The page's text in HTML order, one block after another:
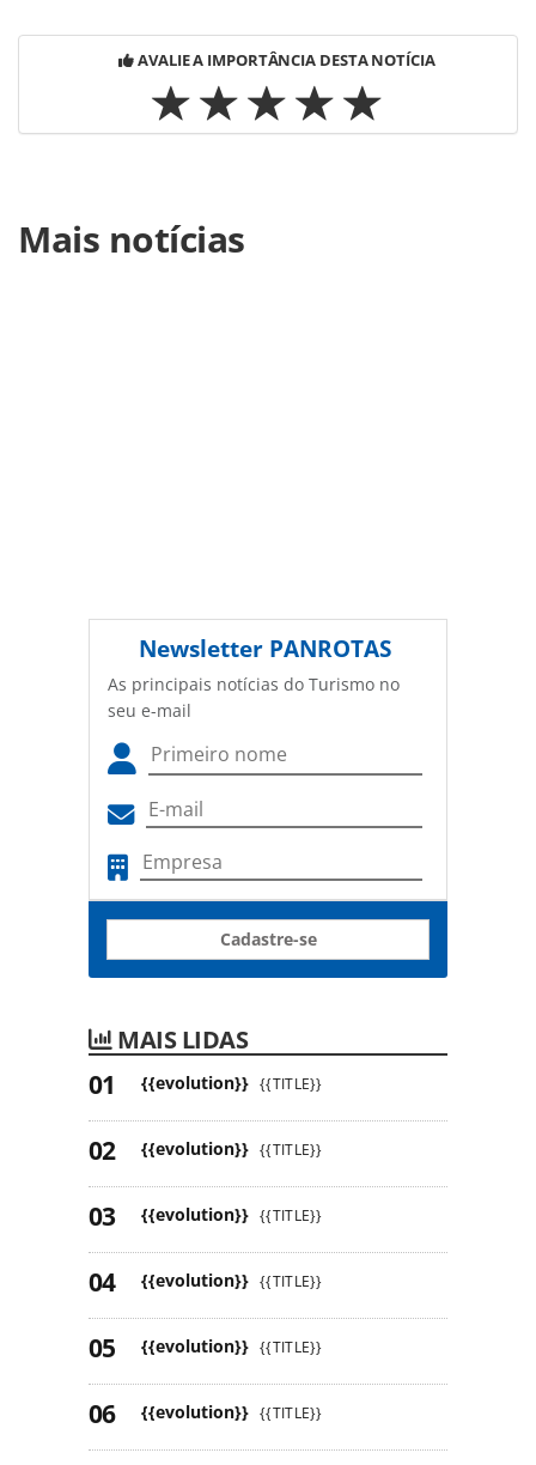
AVALIE A IMPORTÂNCIA DESTA NOTÍCIA
https://www.panrotas.com.br/mercado/sustentabilidade/
que-os-100-poderosos-tem-a-dizer-sobre-acoes-de-
Mais notícias
Newsletter PANROTAS
As principais notícias do Turismo no
seu e-mail
Cadastre-se
MAIS LIDAS
{{evolution}} {{TITLE}}
{{evolution}} {{TITLE}}
{{evolution}} {{TITLE}}
{{evolution}} {{TITLE}}
{{evolution}} {{TITLE}}
{{evolution}} {{TITLE}}